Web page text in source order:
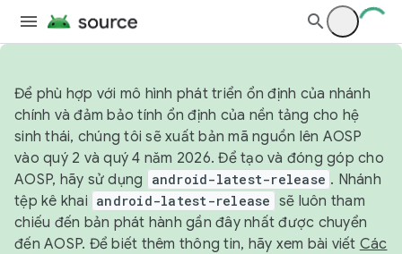
Để phù hợp với mô hình phát triển ổn định của nhánh
chính và đảm bảo tính ổn định của nền tảng cho hệ
sinh thái, chúng tôi sẽ xuất bản mã nguồn lên AOSP
vào quý 2 và quý 4 năm 2026. Để tạo và đóng góp cho
AOSP, hãy sử dụng
android-latest-release . Nhánh
tệp kê khai android-latest-release sẽ luôn tham
chiếu đến bản phát hành gần đây nhất được chuyển
đến AOSP. Để biết thêm thông tin, hãy xem bài viết Các